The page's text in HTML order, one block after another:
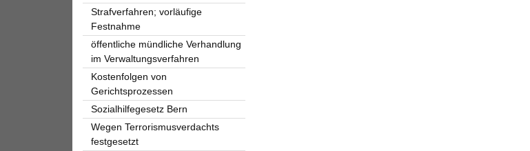
Strafverfahren; vorläufige
Festnahme
öffentliche mündliche Verhandlung
im Verwaltungsverfahren
Kostenfolgen von
Gerichtsprozessen
Sozialhilfegesetz Bern
Wegen Terrorismusverdachts
festgesetzt